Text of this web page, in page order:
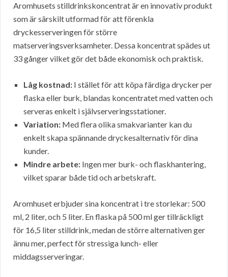
Aromhusets stilldrinkskoncentrat är en innovativ produkt
som är särskilt utformad för att förenkla
dryckesserveringen för större
matserveringsverksamheter. Dessa koncentrat spädes ut
33 gånger vilket gör det både ekonomisk och praktisk.
Låg kostnad: I stället för att köpa färdiga drycker per
flaska eller burk, blandas koncentratet med vatten och
serveras enkelt i självserveringsstationer.
Variation: Med flera olika smakvarianter kan du
enkelt skapa spännande dryckesalternativ för dina
kunder.
Mindre arbete: Ingen mer burk- och flaskhantering,
vilket sparar både tid och arbetskraft.
Aromhuset erbjuder sina koncentrat i tre storlekar: 500
ml, 2 liter, och 5 liter. En flaska på 500 ml ger tillräckligt
för 16,5 liter stilldrink, medan de större alternativen ger
ännu mer, perfect för stressiga lunch- eller
middagsserveringar.